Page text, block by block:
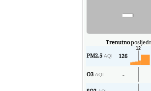
Trenutno
PM2.5 AQI 126
O3 AQI -